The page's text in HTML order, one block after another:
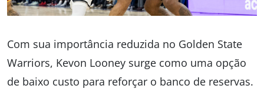
Com sua importância reduzida no Golden State
Warriors, Kevon Looney surge como uma opção
de baixo custo para reforçar o banco de reservas.